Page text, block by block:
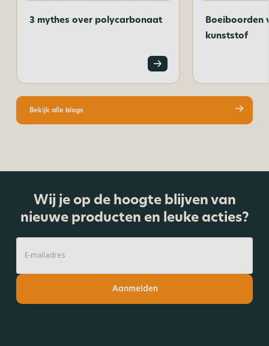
3 mythes over polycarbonaat
Boeiboorden
kunststof
Bekijk alle blogs
Wij je op de hoogte blijven van
nieuwe producten en leuke acties?
Aanmelden